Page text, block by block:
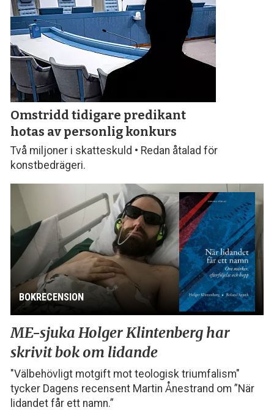
Omstridd tidigare predikant
hotas av personlig konkurs
Två miljoner i skatteskuld • Redan åtalad för
konstbedrägeri.
BOKRECENSION
ME-sjuka Holger Klintenberg har
skrivit bok om lidande
"Välbehövligt motgift mot teologisk triumfalism"
tycker Dagens recensent Martin Ånestrand om ”När
lidandet får ett namn.”